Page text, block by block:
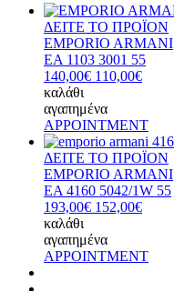
ΔΕΙΤΕ ΤΟ ΠΡΟΪΟΝ
EMPORIO ARMANI
EA 1103 3001 55
140,00€ 110,00€
καλάθι
αγαπημένα
APPOINTMENT
ΔΕΙΤΕ ΤΟ ΠΡΟΪΟΝ
EMPORIO ARMANI
EA 4160 5042/1W 55
193,00€ 152,00€
καλάθι
αγαπημένα
APPOINTMENT